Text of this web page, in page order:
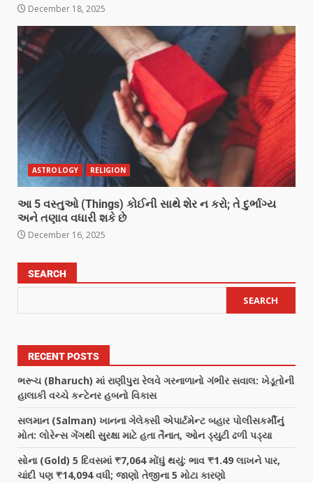
December 18, 2025
ASTROLOGY RELIGION
આ 5 વસ્તુઓ (Things) કોઈની સાથે શેર ન કરો; તે દુર્ભાગ્ય
અને તણાવ વધારી શકે છે
December 16, 2025
SEARCH
SEARCH
RECENT POSTS
ભરૂચ (Bharuch) માં રાણીપુરા રેલવે ગરનાળાનો ગંભીર સવાલ: ખેડૂતોની
હાલાકી વચ્ચે કન્ટેનર હબનો વિકાસ
સલમાન (Salman) ખાનના ગેલેક્સી એપાર્ટમેન્ટ બહાર પોલીસકર્મીનું
મોત: લોરેન્સ ગેંગથી સુરક્ષા માટે હતા તૈનાત, ઓન ડ્યુટી ઢળી પડ્યા
સોના (Gold) 5 દિવસમાં ₹7,064 મોંઘું થયું: ભાવ ₹1.49 લાખને પાર,
ચાંદી પણ ₹14,094 વધી; જાણો તેજીના 5 મોટા કારણો